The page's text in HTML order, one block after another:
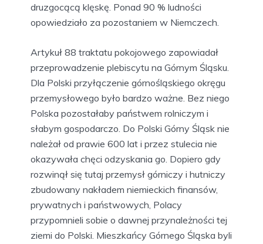
druzgocącą klęskę. Ponad 90 % ludności
opowiedziało za pozostaniem w Niemczech.
Artykuł 88 traktatu pokojowego zapowiadał
przeprowadzenie plebiscytu na Górnym Śląsku.
Dla Polski przyłączenie górnośląskiego okręgu
przemysłowego było bardzo ważne. Bez niego
Polska pozostałaby państwem rolniczym i
słabym gospodarczo. Do Polski Górny Śląsk nie
należał od prawie 600 lat i przez stulecia nie
okazywała chęci odzyskania go. Dopiero gdy
rozwinął się tutaj przemysł górniczy i hutniczy
zbudowany nakładem niemieckich finansów,
prywatnych i państwowych, Polacy
przypomnieli sobie o dawnej przynależności tej
ziemi do Polski. Mieszkańcy Górnego Śląska byli